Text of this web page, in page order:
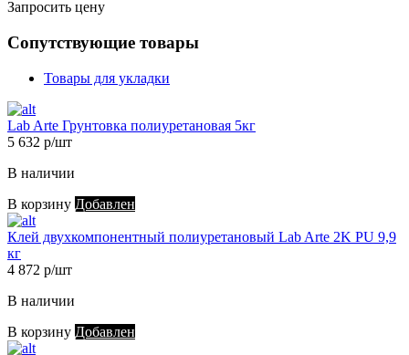
Запросить цену
Сопутствующие товары
Товары для укладки
Lab Arte Грунтовка полиуретановая 5кг
5 632 р/шт
В наличии
В корзину Добавлен
Клей двухкомпонентный полиуретановый Lab Arte 2K PU 9,9
кг
4 872 р/шт
В наличии
В корзину Добавлен